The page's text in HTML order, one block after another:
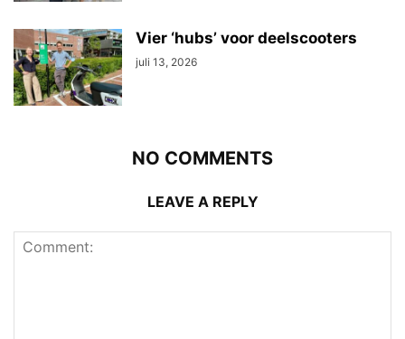
Vier ‘hubs’ voor deelscooters
juli 13, 2026
NO COMMENTS
LEAVE A REPLY